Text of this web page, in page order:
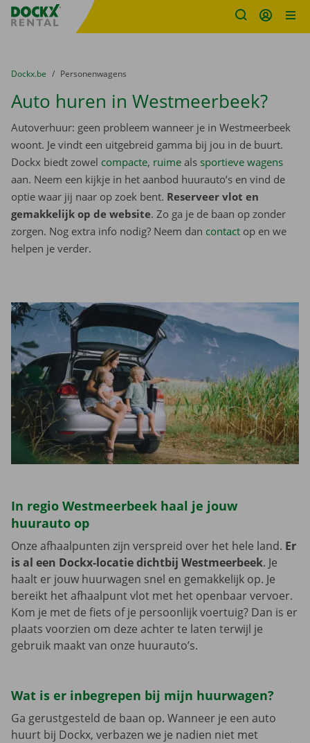
Fratello DEMO
U bevindt zich hier:
van
Dockx.be naar
Personenwagens
Auto huren in Westmeerbeek?
Autoverhuur: geen probleem wanneer je in Westmeerbeek
woont. Je vindt een uitgebreid gamma bij jou in de buurt.
Dockx biedt zowel compacte, ruime als sportieve wagens
aan. Neem een kijkje in het aanbod huurauto’s en vind de
optie waar jij naar op zoek bent. Reserveer vlot en
gemakkelijk op de website. Zo ga je de baan op zonder
zorgen. Nog extra info nodig? Neem dan contact op en we
helpen je verder.
In regio Westmeerbeek haal je jouw
huurauto op
Onze afhaalpunten zijn verspreid over het hele land. Er
is al een Dockx-locatie dichtbij Westmeerbeek. Je
haalt er jouw huurwagen snel en gemakkelijk op. Je
bereikt het afhaalpunt vlot met het openbaar vervoer.
Kom je met de fiets of je persoonlijk voertuig? Dan is er
plaats voorzien om deze achter te laten terwijl je
gebruik maakt van onze huurauto’s.
Wat is er inbegrepen bij mijn huurwagen?
Ga gerustgesteld de baan op. Wanneer je een auto
huurt bij Dockx, verbazen we je nadien niet met